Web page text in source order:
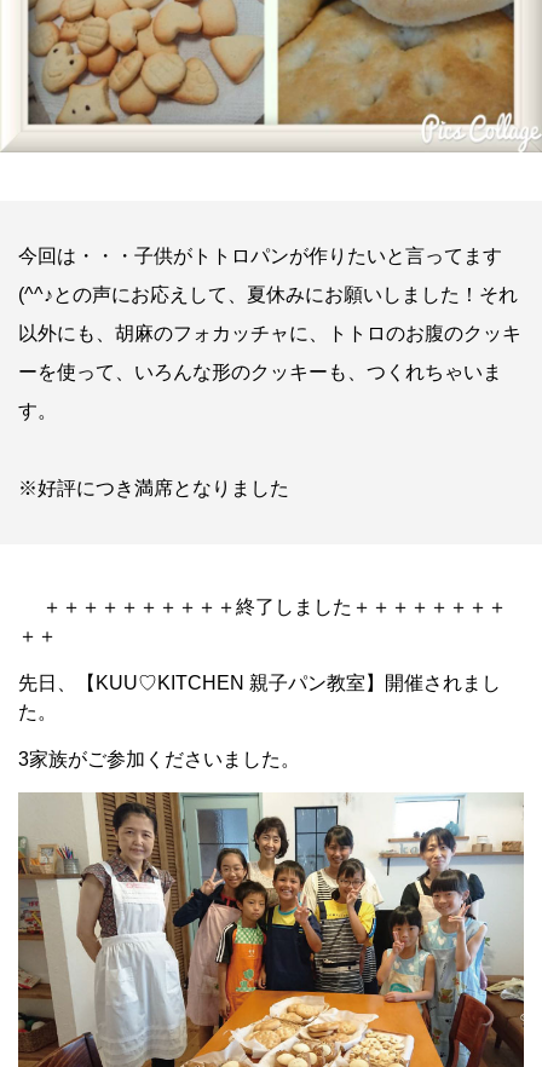
今回は・・・子供がトトロパンが作りたいと言ってます
(^^♪との声にお応えして、夏休みにお願いしました！それ
以外にも、胡麻のフォカッチャに、トトロのお腹のクッキ
ーを使って、いろんな形のクッキーも、つくれちゃいま
す。
※好評につき満席となりました
＋＋＋＋＋＋＋＋＋＋終了しました＋＋＋＋＋＋＋＋
＋＋
先日、【KUU♡KITCHEN 親子パン教室】開催されまし
た。
3家族がご参加くださいました。